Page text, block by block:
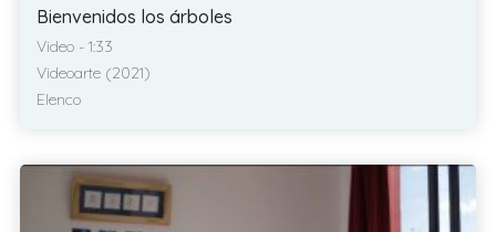
Bienvenidos los árboles
Video - 1:33
Videoarte (2021)
Elenco